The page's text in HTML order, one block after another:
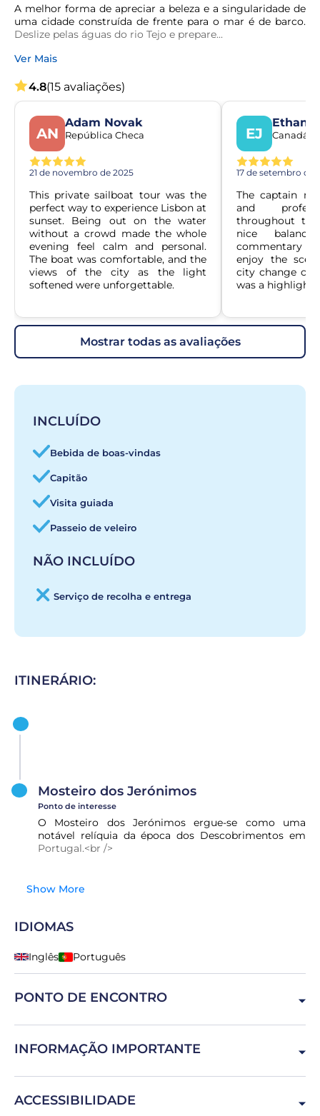
A melhor forma de apreciar a beleza e a singularidade de
uma cidade construída de frente para o mar é de barco.
Deslize pelas águas do rio Tejo e prepare...
Ver Mais
4.8(15 avaliações)
AN
Adam Novak
República Checa
21 de novembro de 2025
This private sailboat tour was the
perfect way to experience Lisbon at
sunset. Being out on the water
without a crowd made the whole
evening feel calm and personal.
The boat was comfortable, and the
views of the city as the light
softened were unforgettable.
EJ
Ethan
Canadá
17 de setembro de
The captain
and
throughout
nice
commentary
enjoy the
city change
was a highlight
mostrar todas as avaliações
INCLUÍDO
Bebida de boas-vindas
Capitão
Visita guiada
Passeio de veleiro
NÃO INCLUÍDO
Serviço de recolha e entrega
ITINERÁRIO:
Mosteiro dos Jerónimos
Ponto de interesse
O Mosteiro dos Jerónimos ergue-se como uma
notável relíquia da época dos Descobrimentos em
Portugal.<br />
Show More
IDIOMAS
Inglês Português
PONTO DE ENCONTRO
Doca de Belem, Av. Brasília, 1400-038 Lisboa, Portugal
INFORMAÇÃO IMPORTANTE
solteiro; 2) Os clientes que aparentarem estar alcoolizados
ACCESSIBILIDADE